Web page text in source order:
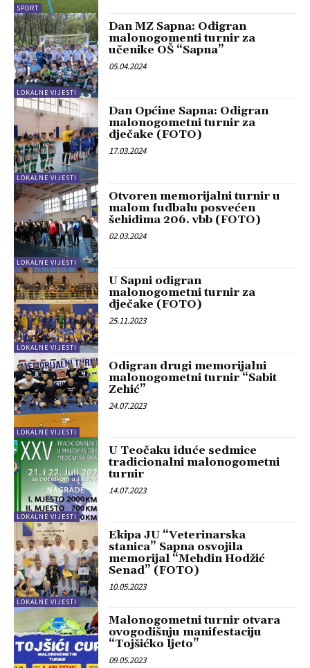
SPORT
LOKALNE VIJESTI
Dan MZ Sapna: Odigran
malonogomenti turnir za
učenike OŠ “Sapna”
05.04.2024
LOKALNE VIJESTI
Dan Općine Sapna: Odigran
malonogometni turnir za
dječake (FOTO)
17.03.2024
LOKALNE VIJESTI
Otvoren memorijalni turnir u
malom fudbalu posvećen
šehidima 206. vbb (FOTO)
02.03.2024
LOKALNE VIJESTI
U Sapni odigran
malonogometni turnir za
dječake (FOTO)
25.11.2023
LOKALNE VIJESTI
Odigran drugi memorijalni
malonogometni turnir “Sabit
Zehić”
24.07.2023
LOKALNE VIJESTI
U Teočaku iduće sedmice
tradicionalni malonogometni
turnir
14.07.2023
LOKALNE VIJESTI
Ekipa JU “Veterinarska
stanica” Sapna osvojila
memorijal “Mehdin Hodžić
Senad” (FOTO)
10.05.2023
Malonogometni turnir otvara
ovogodišnju manifestaciju
“Tojšićko ljeto”
09.05.2023